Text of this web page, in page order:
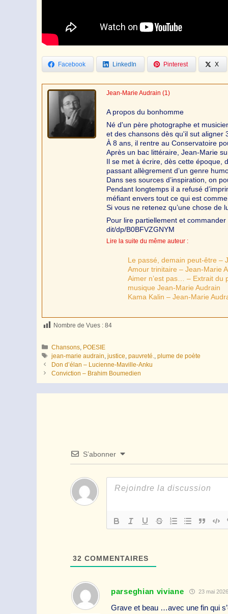
Facebook LinkedIn Pinterest X
Jean-Marie Audrain (1)
A propos du bonhomme
Né d'un père photographe et
et des chansons dès qu'il sut aligner
À 8 ans, il rentre au Conservatoire
Après un bac littéraire, Jean-Marie
Il se met à écrire, dès cette époque,
passant allègrement d’un genre
Dans ses sources d’inspiration, on
Pendant longtemps il a refusé
méfiant envers tout ce qui est
Si vous ne retenez qu’une chose de
Pour lire partiellement et
dit/dp/B0BFVZGNYM
Lire la suite du même auteur :
Le passé, demain peut-être –
Amour trinitaire – Jean-Marie
Aimer n’est pas… – Extrait du
musique Jean-Marie Audrain
Kama Kalin – Jean-Marie
Nombre de Vues : 84
Catégories
Chansons POESIE
Étiquettes
jean-marie audrain ,justice ,pauvreté. ,plume de poète
Don d’élan – Lucienne-Maville-Anku
Conviction – Brahim Boumedien
S’abonner
32 COMMENTAIRES
parseghian viviane 23 mai
Grave et beau …avec une fin qui